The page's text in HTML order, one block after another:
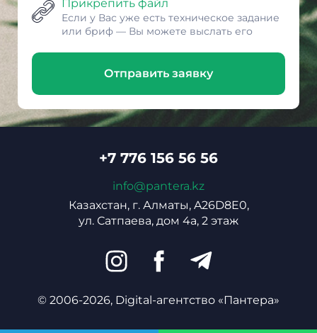
Прикрепить файл
Если у Вас уже есть техническое задание
или бриф — Вы можете выслать его
Отправить заявку
+7 776 156 56 56
info@pantera.kz
Казахстан, г. Алматы, A26D8E0,
ул. Сатпаева, дом 4а, 2 этаж
© 2006-2026, Digital-агентство «Пантера»